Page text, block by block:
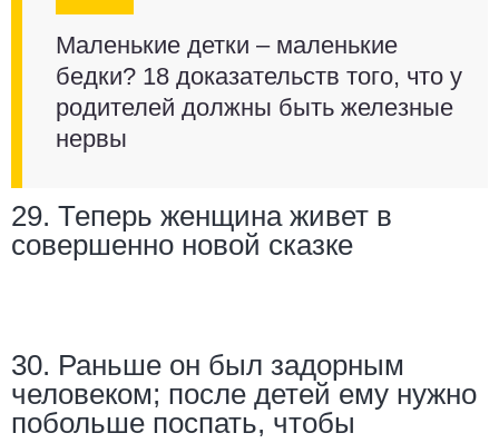
Маленькие детки – маленькие
бедки? 18 доказательств того, что у
родителей должны быть железные
нервы
29. Теперь женщина живет в
совершенно новой сказке
30. Раньше он был задорным
человеком; после детей ему нужно
побольше поспать, чтобы